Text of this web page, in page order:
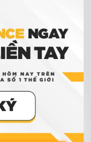
thực sự cần ví tiền điện